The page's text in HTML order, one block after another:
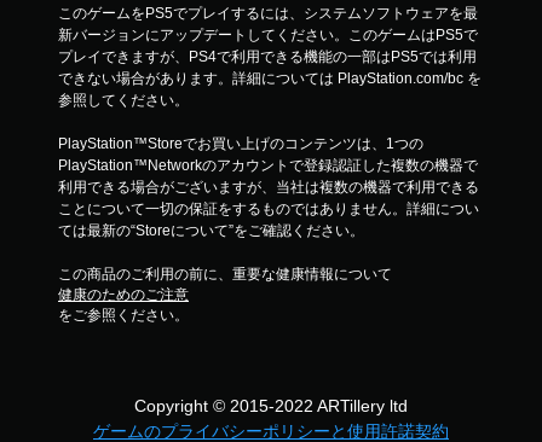
このゲームをPS5でプレイするには、システムソフトウェアを最
新バージョンにアップデートしてください。このゲームはPS5で
プレイできますが、PS4で利用できる機能の一部はPS5では利用
できない場合があります。詳細については PlayStation.com/bc を
参照してください。
PlayStation™Storeでお買い上げのコンテンツは、1つの
PlayStation™Networkのアカウントで登録認証した複数の機器で
利用できる場合がございますが、当社は複数の機器で利用できる
ことについて一切の保証をするものではありません。詳細につい
ては最新の“Storeについて”をご確認ください。
この商品のご利用の前に、重要な健康情報について
健康のためのご注意
をご参照ください。
Copyright © 2015-2022 ARTillery ltd
ゲームのプライバシーポリシーと使用許諾契約